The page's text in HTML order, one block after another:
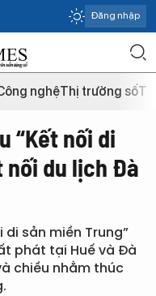
Đăng nhập
nghệThị trường số
“Kết nối di
nối du lịch Đà
sản miền Trung”
phát tại Huế và Đà
chiều nhằm thúc